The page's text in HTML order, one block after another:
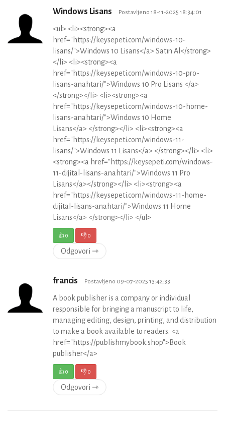
Windows Lisans Postavljeno 18-11-2025 18:34:01
<ul> <li><strong><a
href="https://keysepeti.com/windows-10-
lisans/">Windows 10 Lisans</a> Satın Al</strong>
</li> <li><strong><a
href="https://keysepeti.com/windows-10-pro-
lisans-anahtari/">Windows 10 Pro Lisans </a>
</strong></li> <li><strong><a
href="https://keysepeti.com/windows-10-home-
lisans-anahtari/">Windows 10 Home
Lisans</a> </strong></li> <li><strong><a
href="https://keysepeti.com/windows-11-
lisans/">Windows 11 Lisans</a> </strong></li> <li>
<strong><a href="https://keysepeti.com/windows-
11-dijital-lisans-anahtari/">Windows 11 Pro
Lisans</a></strong></li> <li><strong><a
href="https://keysepeti.com/windows-11-home-
dijital-lisans-anahtari/">Windows 11 Home
Lisans</a> </strong></li> </ul>
👍0 👎0
Odgovori ⇾
francis Postavljeno 09-07-2025 13:42:33
A book publisher is a company or individual
responsible for bringing a manuscript to life,
managing editing, design, printing, and distribution
to make a book available to readers. <a
href="https://publishmybook.shop">Book
publisher</a>
👍0 👎0
Odgovori ⇾